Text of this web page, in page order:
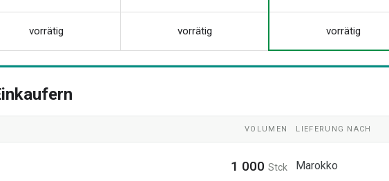
vorrätig vorrätig vorrätig
VOLUMEN LIEFERUNG NACH
1 000Stck Marokko